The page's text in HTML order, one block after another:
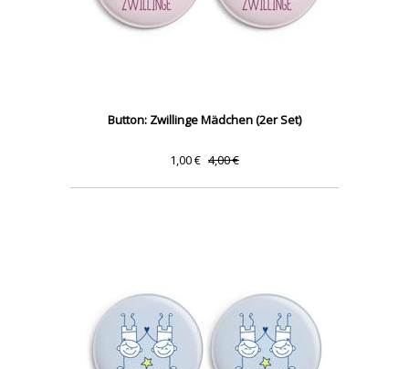
Button: Zwillinge Mädchen (2er Set)
1,00 € 4,00 €